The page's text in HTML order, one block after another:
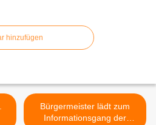
hinzufügen
Bürgermeister lädt zum
Informationsgang der